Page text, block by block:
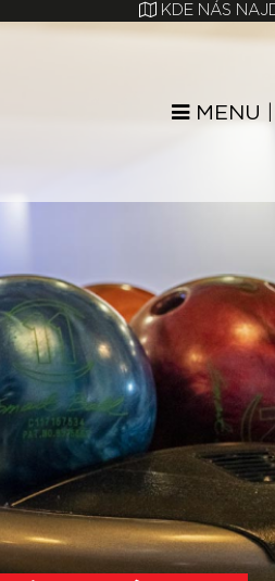
KDE NÁS
MENU